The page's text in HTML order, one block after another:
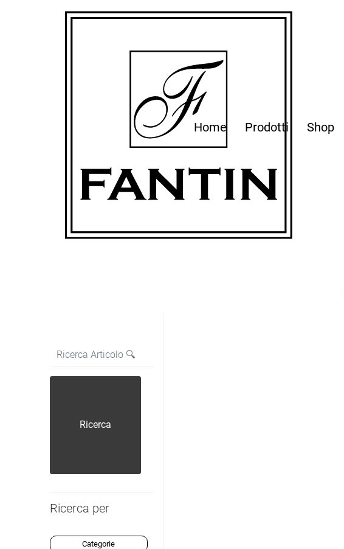
Home Prodotti Shop
Ricerca per
Categorie